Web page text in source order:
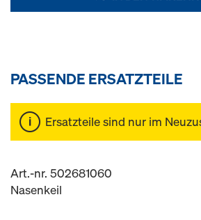
PASSENDE ERSATZTEILE
Ersatzteile sind nur im
Art.-nr. 502681060
Nasenkeil